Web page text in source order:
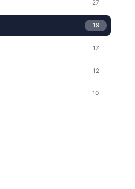
27
19
17
12
10